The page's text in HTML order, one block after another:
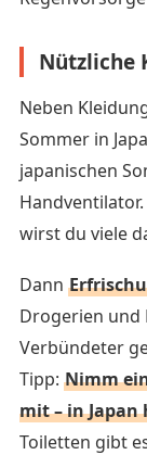
Nützliche
Neben
Sommer in
japanischen
wirst du viele
Dann
Drogerien und
Verbündeter
Tipp: Nimm
mit – in Japan
Toiletten gibt